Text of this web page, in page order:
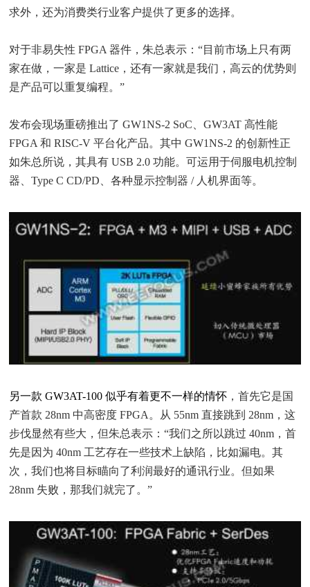
求外，还为消费类行业客户提供了更多的选择。
对于非易失性 FPGA 器件，朱总表示：“目前市场上只有两
家在做，一家是 Lattice，还有一家就是我们，高云的优势则
是产品可以重复编程。”
发布会现场重磅推出了 GW1NS-2 SoC、GW3AT 高性能
FPGA 和 RISC-V 平台化产品。其中 GW1NS-2 的创新性正
如朱总所说，其具有 USB 2.0 功能。可运用于伺服电机控制
器、Type C CD/PD、各种显示控制器 / 人机界面等。
另一款 GW3AT-100 似乎有着更不一样的情怀 ，首先它是国
产首款 28nm 中高密度 FPGA。从 55nm 直接跳到 28nm，这
步伐显然有些大，但朱总表示：“我们之所以跳过 40nm，首
先是因为 40nm 工艺存在一些技术上缺陷，比如漏电。其
次，我们也将目标瞄向了利润最好的通讯行业。但如果
28nm 失败，那我们就完了。”